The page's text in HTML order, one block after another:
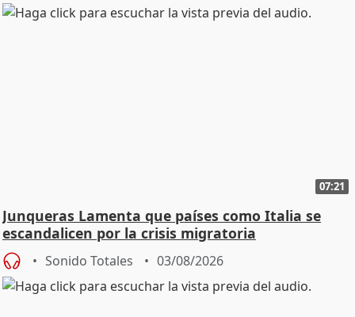
07:21
Junqueras Lamenta que países como Italia se
escandalicen por la crisis migratoria
Sonido Totales 03/08/2026